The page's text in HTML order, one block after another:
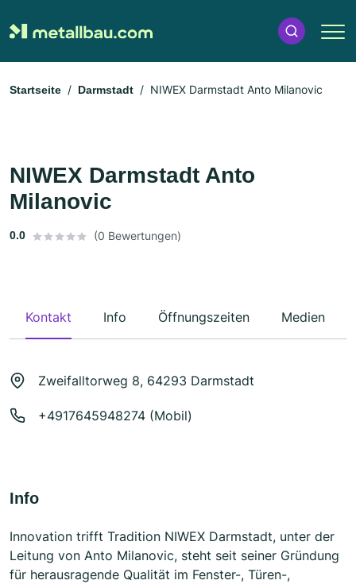
Startseite Darmstadt NIWEX Darmstadt Anto Milanovic
NIWEX Darmstadt Anto
Milanovic
0.0 (0 Bewertungen)
Kontakt Info Öffnungszeiten Medien
Zweifalltorweg 8, 64293 Darmstadt
+4917645948274 (Mobil)
Info
Innovation trifft Tradition NIWEX Darmstadt, unter der
Leitung von Anto Milanovic, steht seit seiner Gründung
für herausragende Qualität im Fenster-, Türen-,